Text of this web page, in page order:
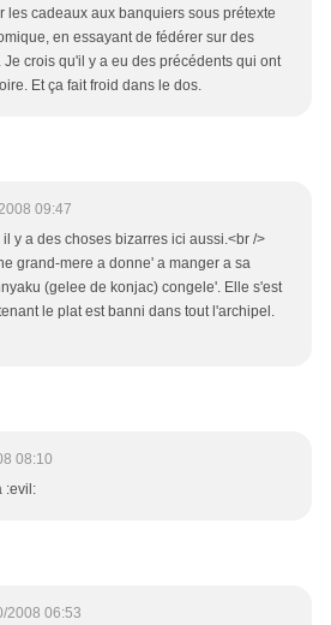
les cadeaux aux banquiers sous prétexte
en essayant de fédérer sur des
Je crois qu'il y a eu des précédents qui ont
Et ça fait froid dans le dos.
09:47
y a des choses bizarres ici aussi.<br />
grand-mere a donne' a manger a sa
(gelee de konjac) congele'. Elle s'est
le plat est banni dans tout l'archipel.
08:10
:evil:
2008 06:53